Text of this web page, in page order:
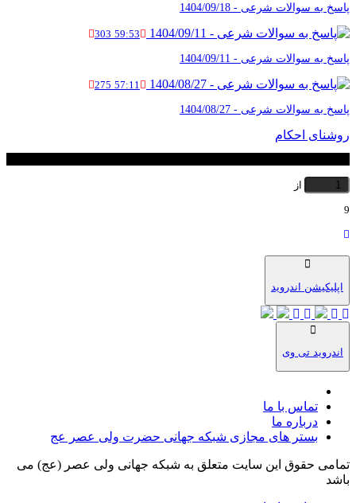
پاسخ به سوالات شرعی - 1404/09/18
59:53
303
پاسخ به سوالات شرعی - 1404/09/11
57:11
275
پاسخ به سوالات شرعی - 1404/08/27
روشنای احکام
از
9
اپلیکیشن اندروید
اندروید تی وی
تماس با ما
درباره ما
بستر های مجازی شبکه جهانی حضرت ولی عصر عج
تمامی حقوق این سایت متعلق به شبکه جهانی ولی عصر (عج) می
باشد